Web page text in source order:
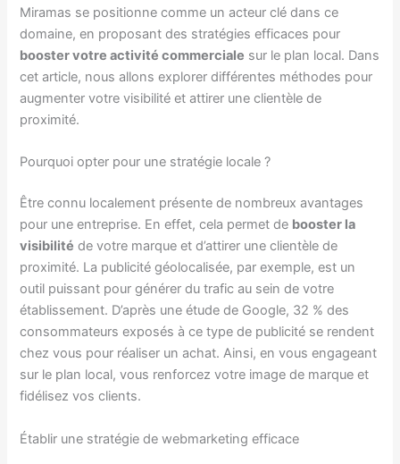
Miramas se positionne comme un acteur clé dans ce
domaine, en proposant des stratégies efficaces pour
booster votre activité commerciale sur le plan local. Dans
cet article, nous allons explorer différentes méthodes pour
augmenter votre visibilité et attirer une clientèle de
proximité.
Pourquoi opter pour une stratégie locale ?
Être connu localement présente de nombreux avantages
pour une entreprise. En effet, cela permet de booster la
visibilité de votre marque et d’attirer une clientèle de
proximité. La publicité géolocalisée, par exemple, est un
outil puissant pour générer du trafic au sein de votre
établissement. D’après une étude de Google, 32 % des
consommateurs exposés à ce type de publicité se rendent
chez vous pour réaliser un achat. Ainsi, en vous engageant
sur le plan local, vous renforcez votre image de marque et
fidélisez vos clients.
Établir une stratégie de webmarketing efficace